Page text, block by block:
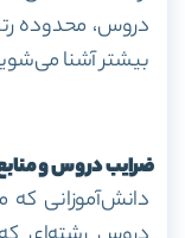
دروس، محدوده
بیشتر آشنا
ضرایب دروس و
دانش‌آموزانی که